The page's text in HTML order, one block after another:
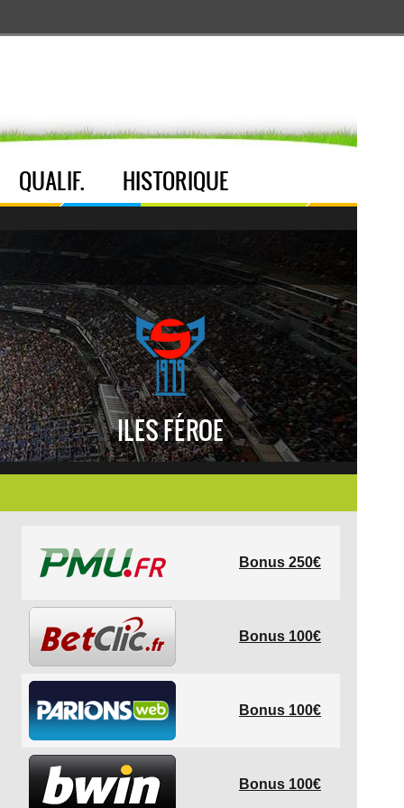
QUALIF. HISTORIQUE
ILES FÉROE
Bonus 250€
Bonus 100€
Bonus 100€
Bonus 100€